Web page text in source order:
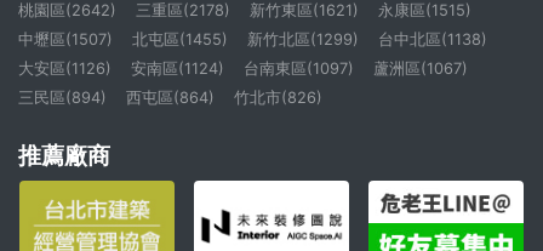
桃園區(2642) 三重區(2178) 新竹東區(1621)
永康區(1515)
中壢區(1507)
北屯區(1455) 新竹北區(1299)
台中北區(1138)
大安區(1126)
安南區(1124) 台南東區(1097)
蘆洲區(1067)
三民區(894)
西屯區(864) 竹北市(826)
推薦廠商